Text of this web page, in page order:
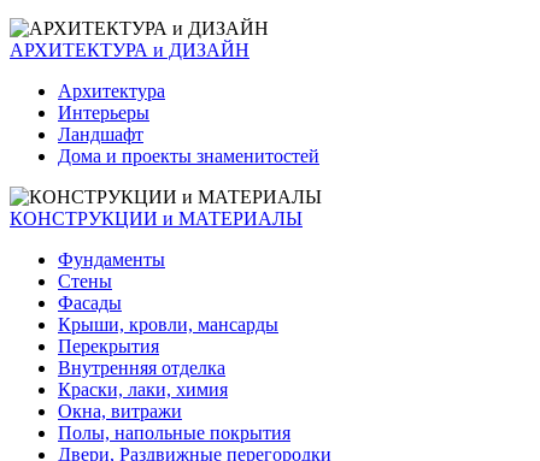
АРХИТЕКТУРА и ДИЗАЙН
Архитектура
Интерьеры
Ландшафт
Дома и проекты знаменитостей
КОНСТРУКЦИИ и МАТЕРИАЛЫ
Фундаменты
Стены
Фасады
Крыши, кровли, мансарды
Перекрытия
Внутренняя отделка
Краски, лаки, химия
Окна, витражи
Полы, напольные покрытия
Двери, Раздвижные перегородки